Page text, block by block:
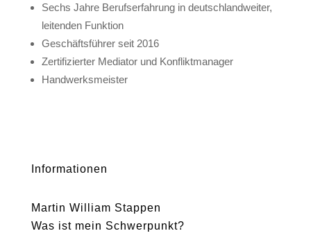
Sechs Jahre Berufserfahrung in deutschlandweiter,
leitenden Funktion
Geschäftsführer seit 2016
Zertifizierter Mediator und Konfliktmanager
Handwerksmeister
Informationen
Martin William Stappen
Was ist mein Schwerpunkt?